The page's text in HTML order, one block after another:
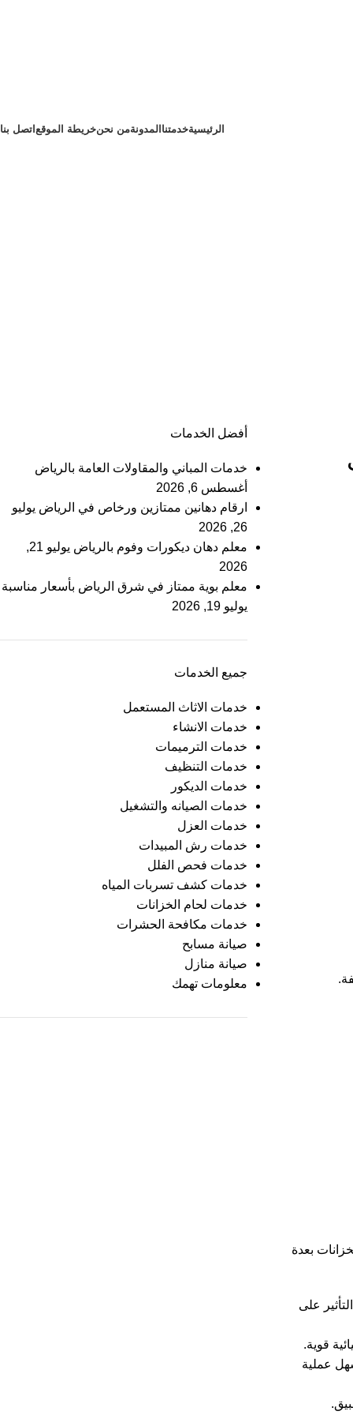
الرئيسيةخدمتنا المدونةمن نحنخريطة الموقع اتصل بنا
بعدة
على
قوية.
عملية
أفضل الخدمات
خدمات المباني والمقاولات العامة بالرياض
أغسطس 6, 2026
ارقام دهانين ممتازين ورخاص في الرياض يوليو
26, 2026
معلم دهان ديكورات وفوم بالرياض
يوليو 21,
2026
معلم بوية ممتاز في شرق الرياض بأسعار مناسبة
يوليو 19, 2026
جميع الخدمات
خدمات الاثاث المستعمل
خدمات الانشاء
خدمات الترميمات
خدمات التنظيف
خدمات الديكور
خدمات الصيانه والتشغيل
خدمات العزل
خدمات رش المبيدات
خدمات فحص الفلل
خدمات كشف تسربات المياه
خدمات لحام الخزانات
خدمات مكافحة الحشرات
صيانة مسابح
صيانة منازل
معلومات تهمك